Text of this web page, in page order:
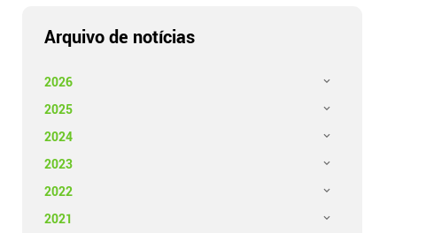
Arquivo de notícias
2026
2025
2024
2023
2022
2021